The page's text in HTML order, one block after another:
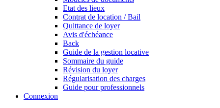
Etat des lieux
Contrat de location / Bail
Quittance de loyer
Avis d'échéance
Back
Guide de la gestion locative
Sommaire du guide
Révision du loyer
Régularisation des charges
Guide pour professionnels
Connexion